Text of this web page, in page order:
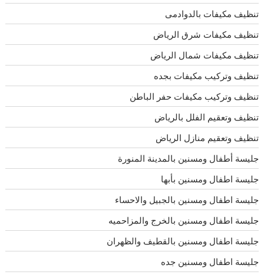
تنظيف مكيفات بالدوادمى
تنظيف مكيفات شرق الرياض
تنظيف مكيفات شمال الرياض
تنظيف وتركيب مكيفات بجده
تنظيف وتركيب مكيفات حفر الباطن
تنظيف وتعقيم الفلل بالرياض
تنظيف وتعقيم منازل الرياض
جليسة أطفال ومسنين بالمدينة المنورة
جليسة اطفال ومسنين بأبها
جليسة اطفال ومسنين بالجبيل والاحساء
جليسة اطفال ومسنين بالخرج والمزاحميه
جليسة اطفال ومسنين بالقطيف والظهران
جليسة اطفال ومسنين جده